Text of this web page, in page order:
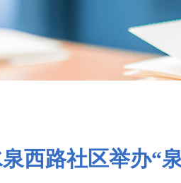
西路社区举办“